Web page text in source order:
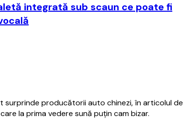
integrată sub scaun ce poate fi
surprinde producătorii auto chinezi, în articolul de
la prima vedere sună puţin cam bizar.